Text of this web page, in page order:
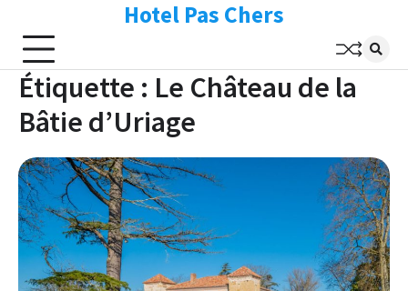
content
Hotel Pas Chers
Étiquette : Le Château de la
Bâtie d’Uriage